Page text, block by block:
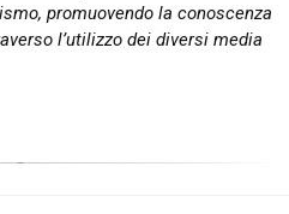
promuovendo la conoscenza
l’utilizzo dei diversi media